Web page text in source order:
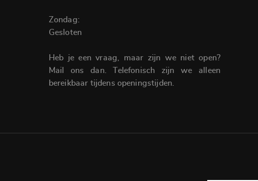
Zondag:
Gesloten
Heb je een vraag, maar zijn we niet open?
Mail ons dan. Telefonisch zijn we alleen
bereikbaar tijdens openingstijden.